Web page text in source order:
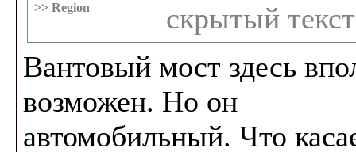
>> Region
скрытый текст
Вантовый мост здесь
возможен. Но он
автомобильный. Что